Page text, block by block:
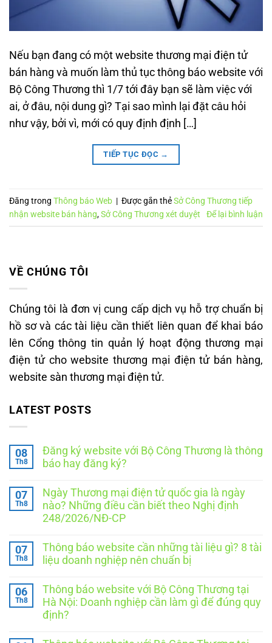
VỀ CHÚNG TÔI
Chúng tôi là đơn vị cung cấp dịch vụ hỗ trợ chuẩn bị
hồ sơ và các tài liệu cần thiết liên quan để khai báo
lên Cổng thông tin quản lý hoạt động thương mại
điện tử cho website thương mại điện tử bán hàng,
website sàn thương mại điện tử.
LATEST POSTS
08
Th8
Đăng ký website với Bộ Công Thương là thông
báo hay đăng ký?
bình
luận
ở
Đăng
với
Bộ
Công
thông
báo
hay
đăng
ký?
07
Th8
Ngày Thương mại điện tử quốc gia là ngày
nào? Những điều cần biết theo Nghị định
248/2026/NĐ-CP
bình
luận
ở
mại
điện
tử
quốc
07
Th8
Thông báo website cần những tài liệu gì? 8 tài
liệu doanh nghiệp nên chuẩn bị
bình
luận
ở
Thông
06
Th8
Thông báo website với Bộ Công Thương tại
Hà Nội: Doanh nghiệp cần làm gì để đúng quy
định?
Nếu bạn đang có một website thương mại điện tử
bán hàng và muốn làm thủ tục thông báo website với
Bộ Công Thương thì 1/7 tới đây bạn sẽ làm việc với
ai, ở đâu, nội dung gì? Tại sao mình lại đặt câu hỏi
như vậy, bởi vì, mới có quy định định […]
TIẾP TỤC ĐỌC →
Đăng trong Thông báo Web | Được gắn thẻSở Công Thương tiếp
nhận website bán hàng,Sở Công Thương xét duyệt Để lại bình luận